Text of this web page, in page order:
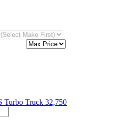
Turbo Truck 32,750